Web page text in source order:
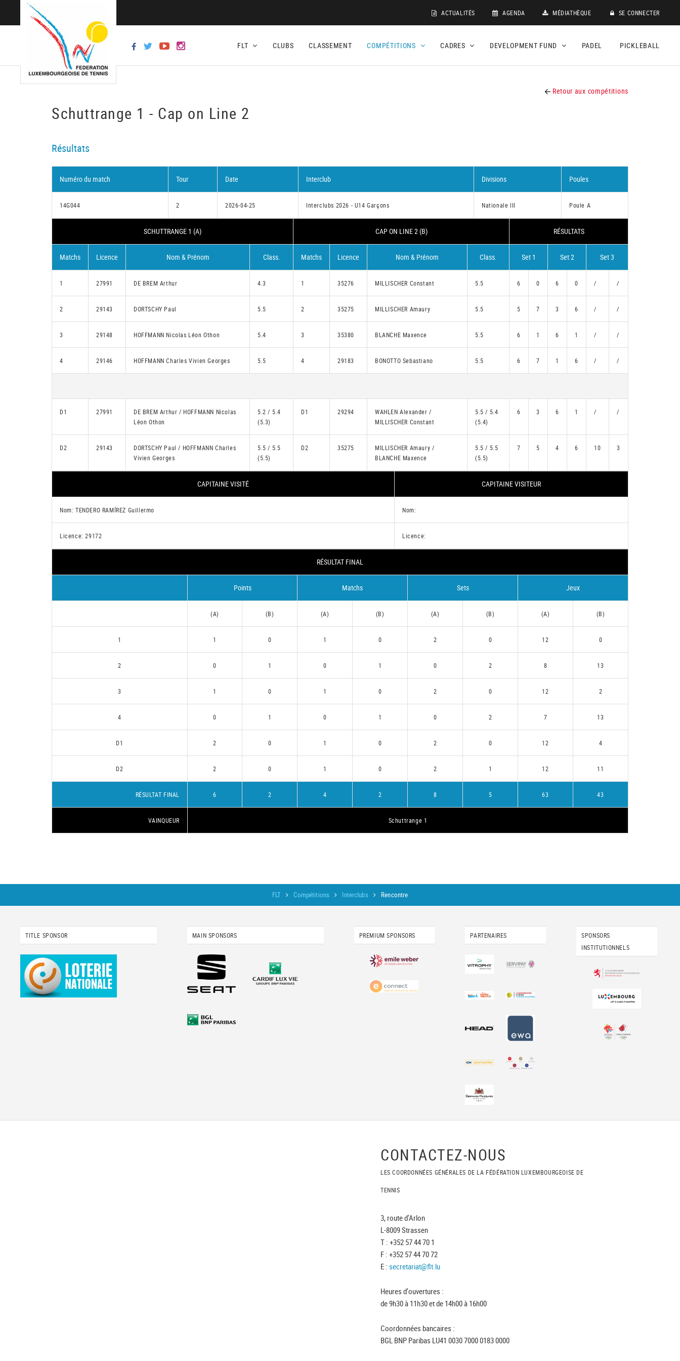
ACTUALITÉS AGENDA MÉDIATHÈQUE SE CONNECTER
FLT CLUBS CLASSEMENT COMPÉTITIONS CADRES DEVELOPMENT FUND PADEL PICKLEBALL
Retour aux compétitions
Schuttrange 1 - Cap on Line 2
Résultats
Numéro du match Tour Date Interclub Divisions Poules
14G044 2 2026-04-25 Interclubs 2026 - U14 Garçons Nationale III Poule A
SCHUTTRANGE 1 (A) CAP ON LINE 2 (B) RÉSULTATS
Matchs Licence Nom & Prénom Class. Matchs Licence Nom & Prénom Class. Set 1 Set 2 Set 3
1 27991 DE BREM Arthur 4.3 1 35276 MILLISCHER Constant 5.5 6 0 6 0 / /
2 29143 DORTSCHY Paul 5.5 2 35275 MILLISCHER Amaury 5.5 5 7 3 6 / /
3 29148 HOFFMANN Nicolas Léon Othon 5.4 3 35380 BLANCHE Maxence 5.5 6 1 6 1 / /
4 29146 HOFFMANN Charles Vivien Georges 5.5 4 29183 BONOTTO Sebastiano 5.5 6 7 1 6 / /
D1 27991
DE BREM Arthur / HOFFMANN Nicolas
Léon Othon
5.2 / 5.4
(5.3)
D1 29294
WAHLEN Alexander /
MILLISCHER Constant
5.5 / 5.4
(5.4)
6 3 6 1 / /
D2 29143
DORTSCHY Paul / HOFFMANN Charles
Vivien Georges
5.5 / 5.5
(5.5)
D2 35275
MILLISCHER Amaury /
BLANCHE Maxence
5.5 / 5.5
(5.5)
7 5 4 6 10 3
CAPITAINE VISITÉ CAPITAINE VISITEUR
Nom: TENDERO RAMÍREZ Guillermo Nom:
Licence: 29172 Licence:
RÉSULTAT FINAL
Points Matchs Sets Jeux
(A) (B) (A) (B) (A) (B) (A) (B)
1 1 0 1 0 2 0 12 0
2 0 1 0 1 0 2 8 13
3 1 0 1 0 2 0 12 2
4 0 1 0 1 0 2 7 13
D1 2 0 1 0 2 0 12 4
D2 2 0 1 0 2 1 12 11
RÉSULTAT FINAL 6 2 4 2 8 5 63 43
VAINQUEUR Schuttrange 1
FLT Compétitions Interclubs Rencontre
TITLE SPONSOR MAIN SPONSORS PREMIUM SPONSORS PARTENAIRES
SPONSORS
INSTITUTIONNELS
CONTACTEZ-NOUS
LES COORDONNÉES GÉNÉRALES DE LA FÉDÉRATION LUXEMBOURGEOISE DE
TENNIS
3, route d'Arlon
L-8009 Strassen
T : +352 57 44 70 1
F : +352 57 44 70 72
E : secretariat@flt.lu
Heures d'ouvertures :
de 9h30 à 11h30 et de 14h00 à 16h00
Coordonnées bancaires :
BGL BNP Paribas LU41 0030 7000 0183 0000